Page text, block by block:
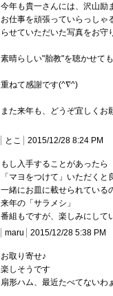
今年も貴一さんには、沢山励
お仕事を頑張っていらっしゃ
らせていただいた写真をお守
素晴らしい"胎教"を聴かせて
重ねて感謝です(^∇^)
また来年も、どうぞ宜しくお
とこ 2015/12/28 8:24 PM
もし入手することがあったら
「マヨをつけて」いただくと
一緒にお皿に載せられている
来年の「サラメシ」
番組もですが、楽しみにして
maru
2015/12/28 5:38 PM
お取り寄せ♪
楽しそうです
扇形ハム、最近たべてないわ